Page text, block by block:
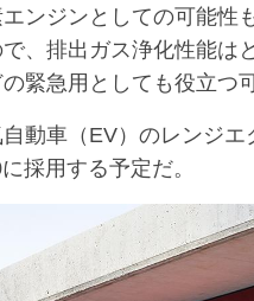
ンジンとしての可能性
、排出ガス浄化性能は
緊急用としても役立つ
動車（EV）のレンジエ
採用する予定だ。